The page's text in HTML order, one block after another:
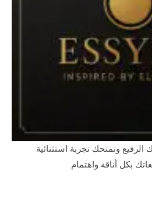
الرفيع ونمنحك تجربة استثنائية
بكل أناقة واهتمام